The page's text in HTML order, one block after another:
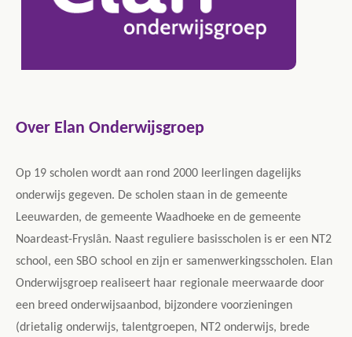
Over Elan Onderwijsgroep
Op 19 scholen wordt aan rond 2000 leerlingen dagelijks
onderwijs gegeven. De scholen staan in de gemeente
Leeuwarden, de gemeente Waadhoeke en de gemeente
Noardeast-Fryslân. Naast reguliere basisscholen is er een NT2
school, een SBO school en zijn er samenwerkingsscholen. Elan
Onderwijsgroep realiseert haar regionale meerwaarde door
een breed onderwijsaanbod, bijzondere voorzieningen
(drietalig onderwijs, talentgroepen, NT2 onderwijs, brede